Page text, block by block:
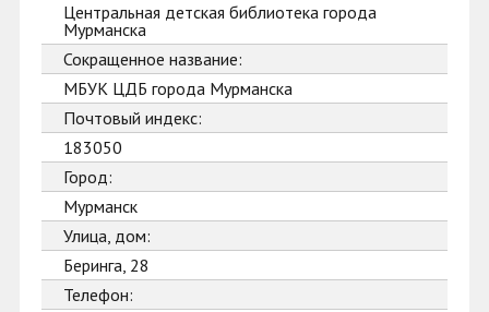
Центральная детская библиотека города
Мурманска
Сокращенное название:
МБУК ЦДБ города Мурманска
Почтовый индекс:
183050
Город:
Мурманск
Улица, дом:
Беринга, 28
Телефон: